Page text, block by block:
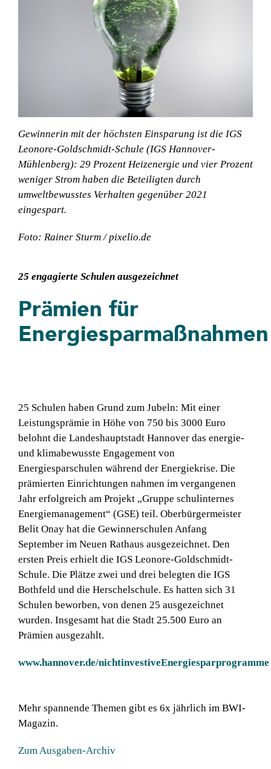
Gewinnerin mit der höchsten Einsparung ist die IGS
Leonore-Goldschmidt-Schule (IGS Hannover-
Mühlenberg): 29 Prozent Heizenergie und vier Prozent
weniger Strom haben die Beteiligten durch
umweltbewusstes Verhalten gegenüber 2021
eingespart.
Foto: Rainer Sturm / pixelio.de
25 engagierte Schulen ausgezeichnet
Prämien für
Energiesparmaßnahmen
25 Schulen haben Grund zum Jubeln: Mit einer
Leistungsprämie in Höhe von 750 bis 3000 Euro
belohnt die Landeshauptstadt Hannover das energie-
und klimabewusste Engagement von
Energiesparschulen während der Energiekrise. Die
prämierten Einrichtungen nahmen im vergangenen
Jahr erfolgreich am Projekt „Gruppe schulinternes
Energiemanagement“ (GSE) teil. Oberbürgermeister
Belit Onay hat die Gewinnerschulen Anfang
September im Neuen Rathaus ausgezeichnet. Den
ersten Preis erhielt die IGS Leonore-Goldschmidt-
Schule. Die Plätze zwei und drei belegten die IGS
Bothfeld und die Herschelschule. Es hatten sich 31
Schulen beworben, von denen 25 ausgezeichnet
wurden. Insgesamt hat die Stadt 25.500 Euro an
Prämien ausgezahlt.
www.hannover.de/nichtinvestiveEnergiesparprogramme
Mehr spannende Themen gibt es 6x jährlich im BWI-
Magazin.
Zum Ausgaben-Archiv